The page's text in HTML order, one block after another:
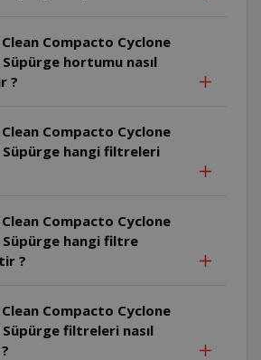
Compacto Cyclone
hortumu nasıl
?
Compacto Cyclone
hangi filtreleri
Compacto Cyclone
hangi filtre
?
Compacto Cyclone
filtreleri nasıl